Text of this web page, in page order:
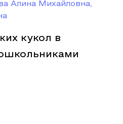
Алина Михайловна,
кукол в